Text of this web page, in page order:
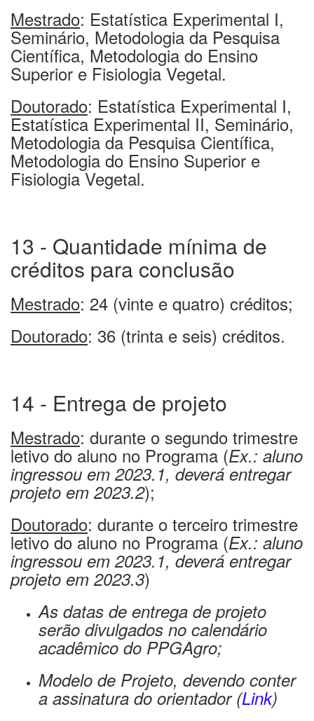
Mestrado: Estatística Experimental I,
Seminário, Metodologia da Pesquisa
Científica, Metodologia do Ensino
Superior e Fisiologia Vegetal.
Doutorado: Estatística Experimental I,
Estatística Experimental II, Seminário,
Metodologia da Pesquisa Científica,
Metodologia do Ensino Superior e
Fisiologia Vegetal.
13 - Quantidade mínima de
créditos para conclusão
Mestrado: 24 (vinte e quatro) créditos;
Doutorado: 36 (trinta e seis) créditos.
14 - Entrega de projeto
Mestrado: durante o segundo trimestre
letivo do aluno no Programa (Ex.: aluno
ingressou em 2023.1, deverá entregar
projeto em 2023.2);
Doutorado: durante o terceiro trimestre
letivo do aluno no Programa (Ex.: aluno
ingressou em 2023.1, deverá entregar
projeto em 2023.3)
As datas de entrega de projeto
serão divulgados no calendário
acadêmico do PPGAgro;
Modelo de Projeto, devendo conter
a assinatura do orientador (Link)